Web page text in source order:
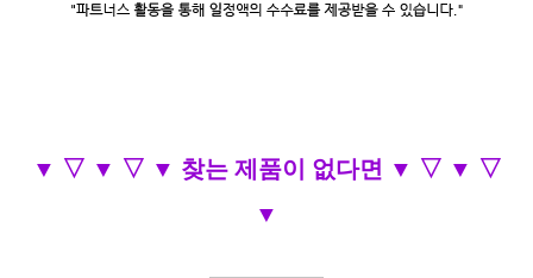
▼ ▽ ▼ ▽ ▼ 찾는 제품이 없다면 ▼ ▽ ▼ ▽
▼